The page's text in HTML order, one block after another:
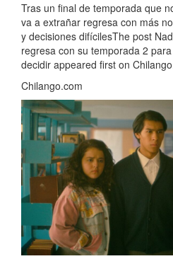
Tras un final de temporada que
va a extrañar regresa con más
y decisiones difícilesThe post
regresa con su temporada 2
decidir appeared first on
Chilango.com